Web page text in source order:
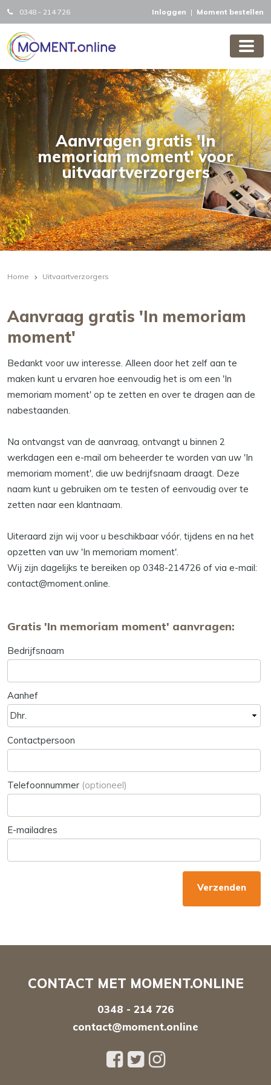
0348 - 214 726 Inloggen | Moment bestellen
Aanvragen gratis 'In
memoriam moment' voor
uitvaartverzorgers
Home Uitvaartverzorgers
Aanvraag gratis 'In memoriam
moment'
Bedankt voor uw interesse. Alleen door het zelf aan te
maken kunt u ervaren hoe eenvoudig het is om een 'In
memoriam moment' op te zetten en over te dragen aan de
nabestaanden.
Na ontvangst van de aanvraag, ontvangt u binnen 2
werkdagen een e-mail om beheerder te worden van uw 'In
memoriam moment', die uw bedrijfsnaam draagt. Deze
naam kunt u gebruiken om te testen of eenvoudig over te
zetten naar een klantnaam.
Uiteraard zijn wij voor u beschikbaar vóór, tijdens en na het
opzetten van uw 'In memoriam moment'.
Wij zijn dagelijks te bereiken op 0348-214726 of via e-mail:
contact@moment.online.
Gratis 'In memoriam moment' aanvragen:
Bedrijfsnaam
Aanhef
Contactpersoon
Telefoonnummer (optioneel)
E-mailadres
Verzenden
CONTACT MET MOMENT.ONLINE
0348 - 214 726
contact@moment.online